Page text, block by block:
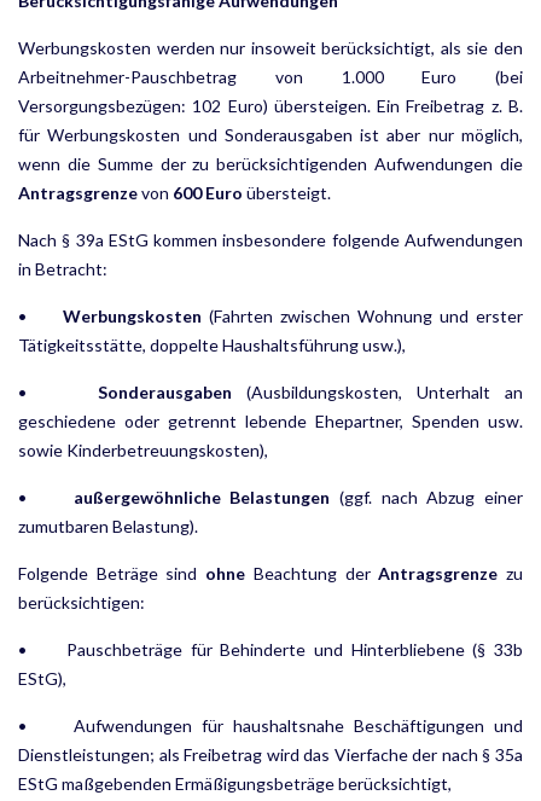
Werbungskosten werden nur insoweit berücksichtigt, als sie den
Arbeitnehmer-Pauschbetrag von 1.000 Euro (bei
Versorgungsbezügen: 102 Euro) übersteigen. Ein Freibetrag z. B.
für Werbungskosten und Sonderaus­gaben ist aber nur möglich,
wenn die Summe der zu berücksichtigenden Aufwendungen die
Antragsgrenzevon 600 Euro übersteigt.
Nach § 39a EStG kommen insbesondere folgende Aufwendungen
in Betracht:
• Werbungskosten (Fahrten zwischen Wohnung und erster
Tätigkeitsstätte, doppelte Haushaltsführung usw.),
•Sonderausgaben (Ausbildungskosten, Unterhalt an
geschiedene oder getrennt lebende Ehepartner, Spenden usw.
sowie Kinderbetreuungskosten),
• außergewöhnliche Belastungen (ggf. nach Abzug einer
zumutbaren Belastung).
Folgende Beträge sind ohne Beachtung derAntragsgrenze zu
berücksichtigen:
• Pauschbeträge für Behinderte und Hinterbliebene (§ 33b
EStG),
• Aufwendungen für haushaltsnahe Beschäftigungen und
Dienstleistungen; als Freibetrag wird das Vierfache der nach § 35a
EStG maßgebenden Ermäßigungsbeträge berücksichtigt,